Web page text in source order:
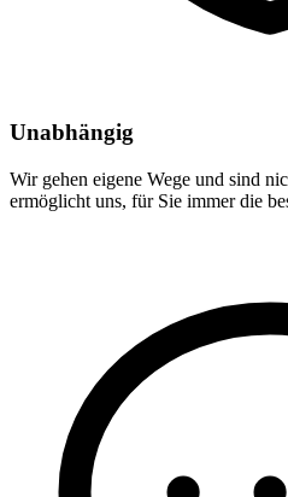
Unabhängig
Wir gehen eigene Wege und sind
ermöglicht uns, für Sie immer die